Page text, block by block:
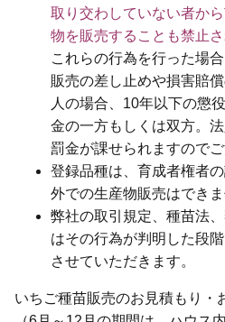
取り交わしていない者か
物を販売することも禁止さ
これらの行為を行った場
販売の差し止めや損害賠
人の場合、10年以下の懲
金の一方もしくは双方。
罰金が課せられますのでご
登録品種は、育成者権者
外での生産物販売はできま
弊社の取引規定、種苗法
はその行為が判明した段
させていただきます。
いちご種苗販売のお見積もり・